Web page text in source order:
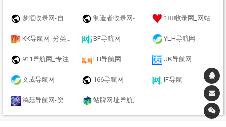
梦恒收录网-自动链接-友情链接网 制造者收录网-收录优秀网址-自动秒收录 188收录网_网站收录-友情链接交换-网址收录-自动秒收录
KK导航网_分类目录_收录精选的导航网站 BF导航网 YLH导航网
911导航网_专注网址收录研究 FH导航网 JK导航网
文成导航网 166导航网 lF导航
鸿菇导航网-资源网址导航 - 汇集各大资源网 - 优质教程技术网 - 搜集资源就从这里开始 站牌网址导航,提供全面自动秒收录服务，覆盖分类信息和多元导航目录，为您快速定位所需资源。